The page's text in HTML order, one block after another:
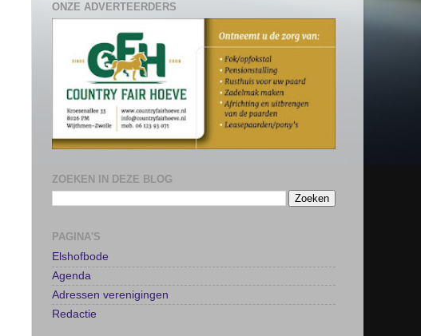
ONZE ADVERTEERDERS
ZOEKEN IN DEZE BLOG
PAGINA'S
Elshofbode
Agenda
Adressen verenigingen
Redactie